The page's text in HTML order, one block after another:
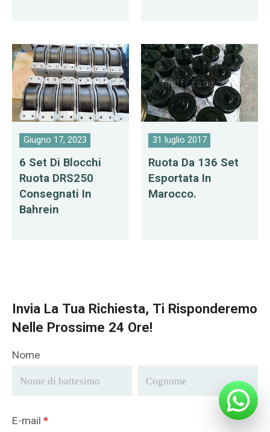
Giugno 17, 2023
6 Set Di Blocchi
Ruota DRS250
Consegnati In
Bahrein
31 luglio 2017
Ruota Da 136 Set
Esportata In
Marocco.
Invia La Tua Richiesta, Ti Risponderemo
Nelle Prossime 24 Ore!
Nome
E-mail *